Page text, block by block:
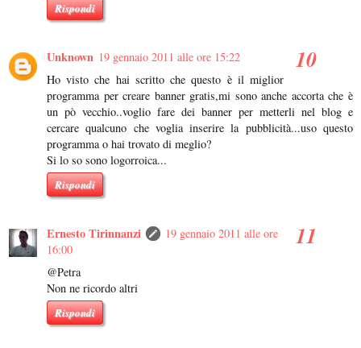
Rispondi
Unknown 19 gennaio 2011 alle ore 15:22
Ho visto che hai scritto che questo è il miglior
programma per creare banner gratis,mi sono anche accorta che è
un pò vecchio..voglio fare dei banner per metterli nel blog e
cercare qualcuno che voglia inserire la pubblicità...uso questo
programma o hai trovato di meglio?
Si lo so sono logorroica...
Rispondi
Ernesto Tirinnanzi
19 gennaio 2011 alle ore
16:00
@Petra
Non ne ricordo altri
Rispondi